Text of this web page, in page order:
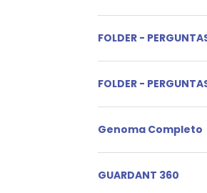
FOLDER -
FOLDER -
Genoma Completo
GUARDANT 360